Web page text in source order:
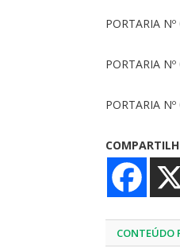
PORTARIA
PORTARIA
PORTARIA
CONTEÚDO